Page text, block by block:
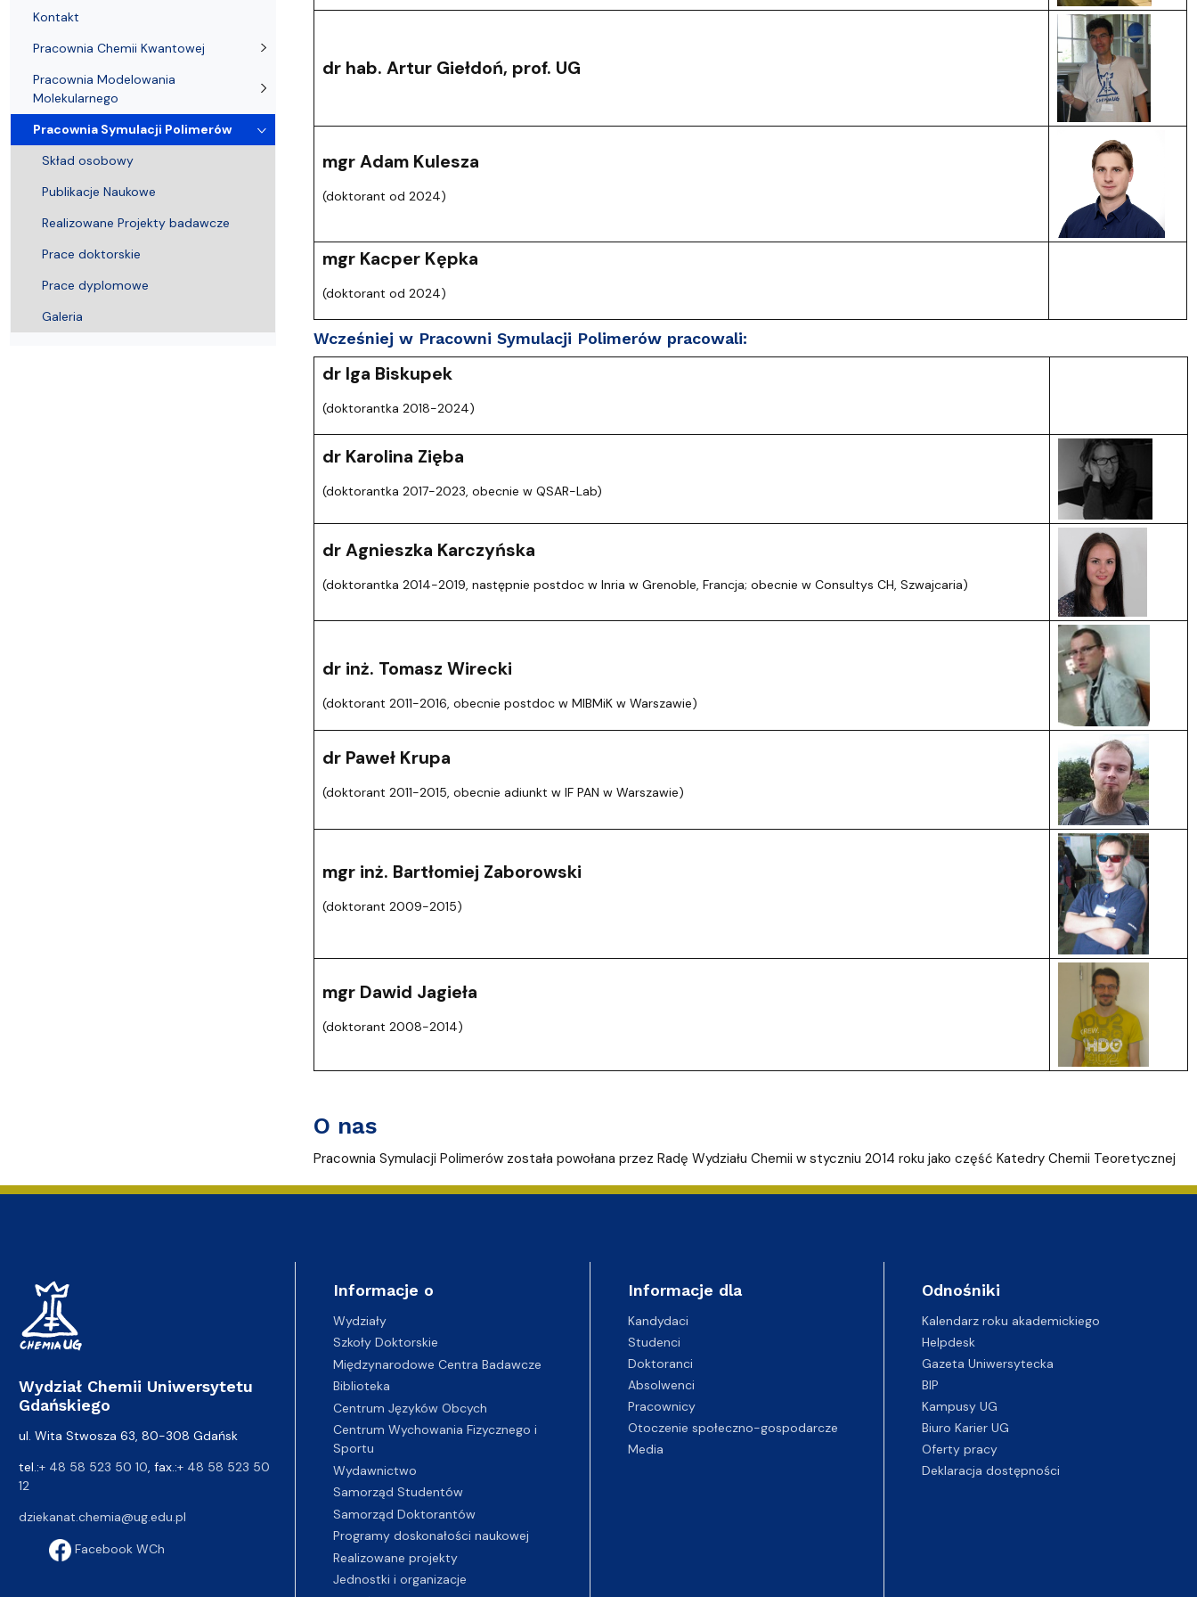
dr hab. Artur Giełdoń, prof. UG
mgr Adam Kulesza
(doktorant od 2024)
mgr Kacper Kępka
(doktorant od 2024)
Wcześniej w Pracowni Symulacji Polimerów pracowali:
dr Iga Biskupek
(doktorantka 2018-2024)
dr Karolina Zięba
(doktorantka 2017-2023, obecnie w QSAR-Lab)
dr Agnieszka Karczyńska
(doktorantka 2014-2019, następnie postdoc w Inria w Grenoble, Francja; obecnie w Consultys CH, Szwajcaria)
dr inż. Tomasz Wirecki
(doktorant 2011-2016, obecnie postdoc w MIBMiK w Warszawie)
dr Paweł Krupa
(doktorant 2011-2015, obecnie adiunkt w IF PAN w Warszawie)
mgr inż. Bartłomiej Zaborowski
(doktorant 2009-2015)
mgr Dawid Jagieła
(doktorant 2008-2014)
O nas
Pracownia Symulacji Polimerów została powołana przez Radę Wydziału Chemii w styczniu 2014 roku jako część Katedry Chemii Teoretycznej
Kontakt
Pracownia Chemii Kwantowej
Pracownia Modelowania
Molekularnego
Pracownia Symulacji Polimerów
Skład osobowy
Publikacje Naukowe
Realizowane Projekty badawcze
Prace doktorskie
Prace dyplomowe
Galeria
Wydział Chemii Uniwersytetu
Gdańskiego
ul. Wita Stwosza 63, 80-308 Gdańsk
tel.:+ 48 58 523 50 10 , fax.:+ 48 58 523 50
12
dziekanat.chemia@ug.edu.pl
Facebook WCh
Informacje o
Wydziały
Szkoły Doktorskie
Międzynarodowe Centra Badawcze
Biblioteka
Centrum Języków Obcych
Centrum Wychowania Fizycznego i
Sportu
Wydawnictwo
Samorząd Studentów
Samorząd Doktorantów
Programy doskonałości naukowej
Realizowane projekty
Jednostki i organizacje
Informacje dla
Kandydaci
Studenci
Doktoranci
Absolwenci
Pracownicy
Otoczenie społeczno-gospodarcze
Media
Odnośniki
Kalendarz roku akademickiego
Helpdesk
Gazeta Uniwersytecka
BIP
Kampusy UG
Biuro Karier UG
Oferty pracy
Deklaracja dostępności